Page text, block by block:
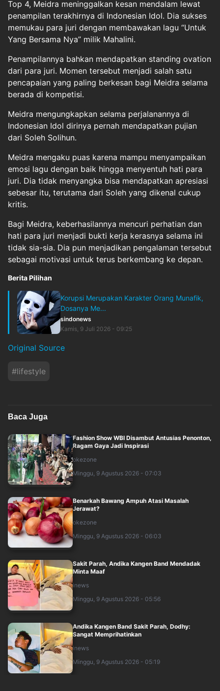
Top 4, Meidra meninggalkan kesan mendalam lewat
penampilan terakhirnya di Indonesian Idol. Dia sukses
memukau para juri dengan membawakan lagu “Untuk
Yang Bersama Nya” milik Mahalini.
Penampilannya bahkan mendapatkan standing ovation
dari para juri. Momen tersebut menjadi salah satu
pencapaian yang paling berkesan bagi Meidra selama
berada di kompetisi.
Meidra mengungkapkan selama perjalanannya di
Indonesian Idol dirinya pernah mendapatkan pujian
dari Soleh Solihun.
Meidra mengaku puas karena mampu menyampaikan
emosi lagu dengan baik hingga menyentuh hati para
juri. Dia tidak menyangka bisa mendapatkan apresiasi
sebesar itu, terutama dari Soleh yang dikenal cukup
kritis.
Bagi Meidra, keberhasilannya mencuri perhatian dan
hati para juri menjadi bukti kerja kerasnya selama ini
tidak sia-sia. Dia pun menjadikan pengalaman tersebut
sebagai motivasi untuk terus berkembang ke depan.
Berita Pilihan
Korupsi Merupakan Karakter Orang Munafik,
Dosanya Me...
sindonews
Kamis, 9 Juli 2026 - 09:25
Original Source
#lifestyle
Baca Juga
Fashion Show WBI Disambut Antusias Penonton,
Ragam Gaya Jadi Inspirasi
okezone
Minggu, 9 Agustus 2026 - 07:03
Benarkah Bawang Ampuh Atasi Masalah
Jerawat?
okezone
Minggu, 9 Agustus 2026 - 06:03
Sakit Parah, Andika Kangen Band Mendadak
Minta Maaf
inews
Minggu, 9 Agustus 2026 - 05:56
Andika Kangen Band Sakit Parah, Dodhy:
Sangat Memprihatinkan
inews
Minggu, 9 Agustus 2026 - 05:19